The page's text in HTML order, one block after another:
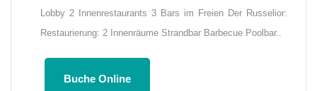
Lobby 2 Innenrestaurants 3 Bars im Freien Der Russelior:
Restaurierung: 2 Innenräume Strandbar Barbecue Poolbar..
Buche Online